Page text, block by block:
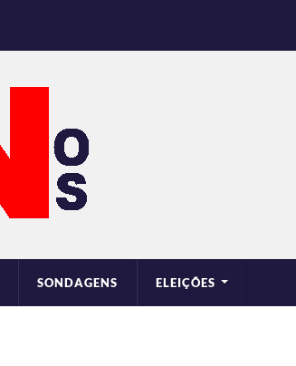
SONDAGENS ELEIÇÕES